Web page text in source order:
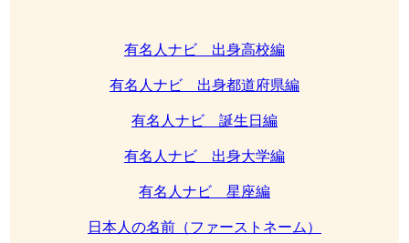
有名人ナビ 出身高校編
有名人ナビ 出身都道府県編
有名人ナビ 誕生日編
有名人ナビ 出身大学編
有名人ナビ 星座編
日本人の名前（ファーストネーム）